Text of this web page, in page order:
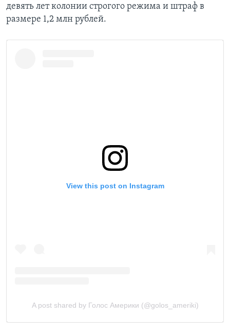
девять лет колонии строгого режима и штраф в
размере 1,2 млн рублей.